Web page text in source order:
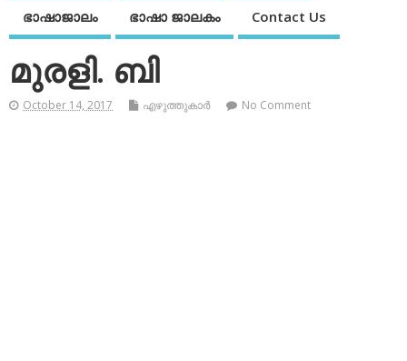
ഭാഷാജാലം ഭാഷാ ജാലകം Contact Us
മുരളി. ബി
October 14, 2017 എഴുത്തുകാര്‍ No Comment